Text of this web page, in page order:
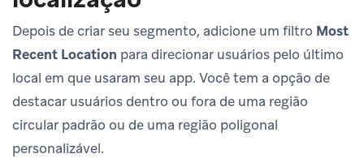
Depois de criar seu segmento, adicione um filtro Most
Recent Location para direcionar usuários pelo último
local em que usaram seu app. Você tem a opção de
destacar usuários dentro ou fora de uma região
circular padrão ou de uma região poligonal
personalizável.